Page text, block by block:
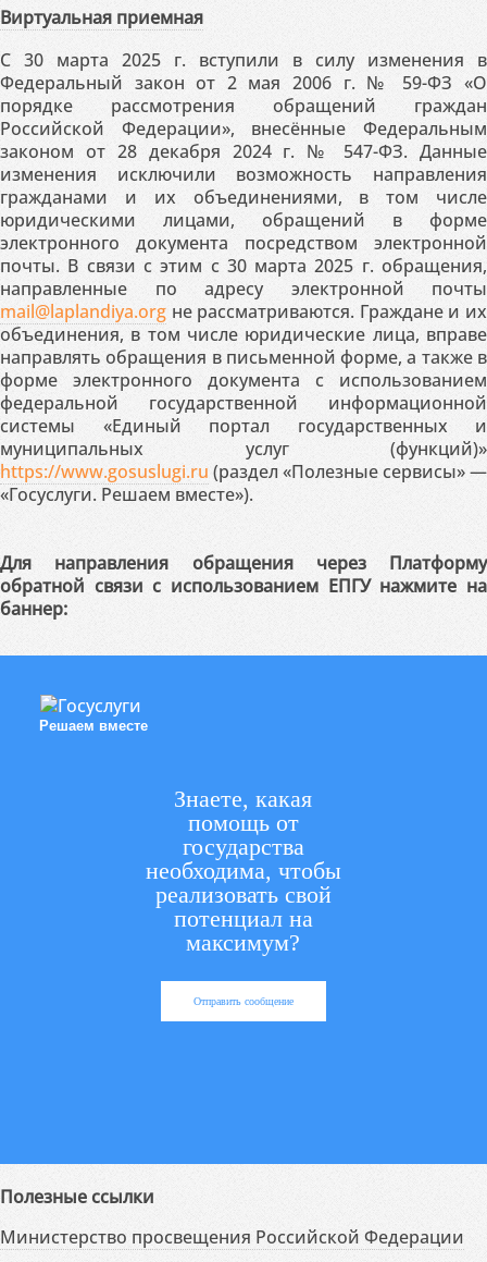
Виртуальная приемная
С 30 марта 2025 г. вступили в силу изменения в
Федеральный закон от 2 мая 2006 г. № 59-ФЗ «О
порядке рассмотрения обращений граждан
Российской Федерации», внесённые Федеральным
законом от 28 декабря 2024 г. № 547-ФЗ. Данные
изменения исключили возможность направления
гражданами и их объединениями, в том числе
юридическими лицами, обращений в форме
электронного документа посредством электронной
почты. В связи с этим с 30 марта 2025 г. обращения,
направленные по адресу электронной почты
mail@laplandiya.org не рассматриваются. Граждане и их
объединения, в том числе юридические лица, вправе
направлять обращения в письменной форме, а также в
форме электронного документа с использованием
федеральной государственной информационной
системы «Единый портал государственных и
муниципальных услуг (функций)»
https://www.gosuslugi.ru (раздел «Полезные сервисы» —
«Госуслуги. Решаем вместе»).
Для направления обращения через Платформу
обратной связи с использованием ЕПГУ нажмите на
баннер:
Решаем вместе
Знаете, какая
помощь от
государства
необходима, чтобы
реализовать свой
потенциал на
максимум?
Отправить сообщение
Полезные ссылки
Министерство просвещения Российской Федерации